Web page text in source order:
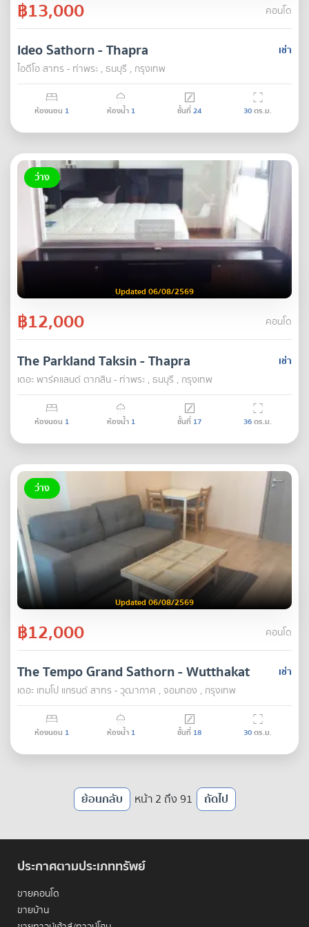
฿13,000 คอนโด
เช่า
Ideo Sathorn - Thapra
ไอดีโอ สาทร - ท่าพระ , ธนบุรี , กรุงเทพ
ห้องนอน 1 ห้องน้ำ 1 ชั้นที่24 30ตร.ม.
ว่าง
Updated 06/08/2569
฿12,000 คอนโด
เช่า
The Parkland Taksin - Thapra
เดอะ พาร์คแลนด์ ตากสิน - ท่าพระ , ธนบุรี , กรุงเทพ
ห้องนอน 1 ห้องน้ำ 1 ชั้นที่ 17 36ตร.ม.
ว่าง
Updated 06/08/2569
฿12,000 คอนโด
เช่า
The Tempo Grand Sathorn - Wutthakat
เดอะ เทมโป แกรนด์ สาทร - วุฒากาศ , จอมทอง , กรุงเทพ
ห้องนอน 1 ห้องน้ำ 1 ชั้นที่ 18 30ตร.ม.
ย้อนกลับ หน้า 2 ถึง 91 ถัดไป
ประกาศตามประเภททรัพย์
ขายคอนโด
ขายบ้าน